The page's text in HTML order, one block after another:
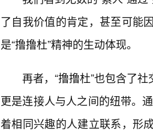
了自我价值的肯定，甚至可能
是“撸撸杜”精神的生动体现。
再者，“撸撸杜”也包含了
更是连接人与人之间的纽带。
着相同兴趣的人建立联系，形